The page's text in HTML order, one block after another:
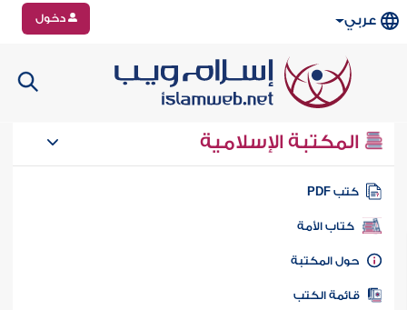
عربي دخول
المكتبة الإسلامية
كتب PDF
كتاب الأمة
المكتبة